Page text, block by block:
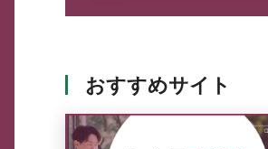
おすすめサイト